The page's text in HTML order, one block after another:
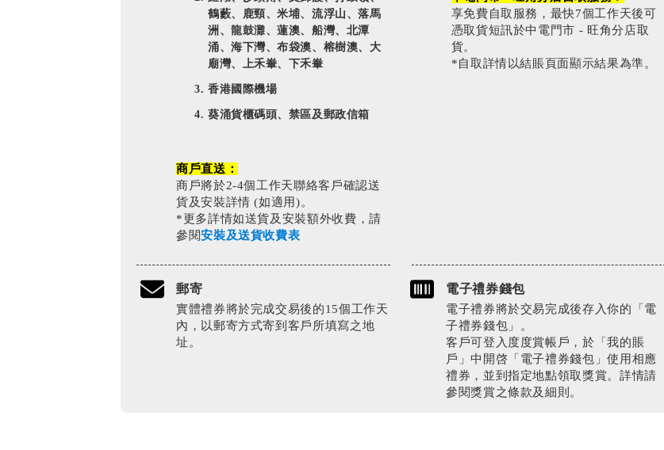
鶴藪、鹿頸、米埔、流浮山、落馬
洲、龍鼓灘、蓮澳、船灣、北潭
涌、海下灣、布袋澳、榕樹澳、大
廟灣、上禾輋、下禾輋
香港國際機場
葵涌貨櫃碼頭、禁區及郵政信箱
商戶直送：
商戶將於2-4個工作天聯絡客戶確認送
貨及安裝詳情 (如適用)。
*更多詳情如送貨及安裝額外收費，請
參閱安裝及送貨收費表
享免費自取服務，最快7個工作天後可
憑取貨短訊於中電門市 - 旺角分店取
貨。
*自取詳情以結賬頁面顯示結果為準。
郵寄
實體禮券將於完成交易後的15個工作天
內，以郵寄方式寄到客戶所填寫之地
址。
電子禮券錢包
電子禮券將於交易完成後存入你的「電
子禮券錢包」。
客戶可登入度度賞帳戶，於「我的賬
戶」中開啓「電子禮券錢包」使用相應
禮券，並到指定地點領取獎賞。詳情請
參閱獎賞之條款及細則。